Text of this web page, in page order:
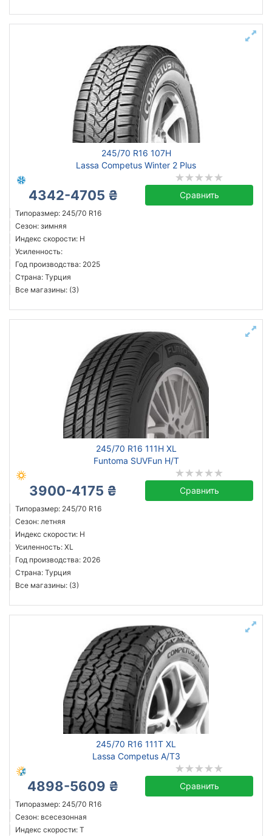
245/70 R16 107H
Lassa Competus Winter 2 Plus
4342-4705 ₴ Сравнить
Типоразмер: 245/70 R16
Сезон: зимняя
Индекс скорости: H
Усиленность:
Год производства: 2025
Страна: Турция
Все магазины: (3)
245/70 R16 111H XL
Funtoma SUVFun H/T
3900-4175 ₴ Сравнить
Типоразмер: 245/70 R16
Сезон: летняя
Индекс скорости: H
Усиленность: XL
Год производства: 2026
Страна: Турция
Все магазины: (3)
245/70 R16 111T XL
Lassa Competus A/T3
4898-5609 ₴ Сравнить
Типоразмер: 245/70 R16
Сезон: всесезонная
Индекс скорости: T